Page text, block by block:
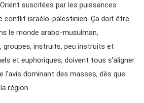
suscitées par les puissances
conflit israélo-palestinien. Ça doit être
le monde arabo-musulman,
groupes, instruits, peu instruits et
et euphoriques, doivent tous s’aligner
l’avis dominant des masses, dès que
région.